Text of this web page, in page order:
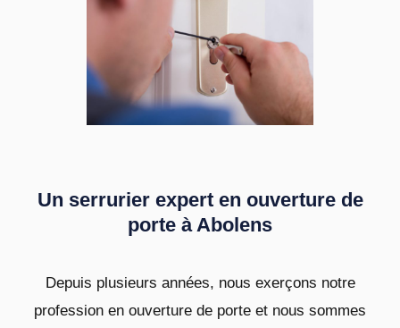
Un serrurier expert en ouverture de
porte à Abolens
Depuis plusieurs années, nous exerçons notre
profession en ouverture de porte et nous sommes